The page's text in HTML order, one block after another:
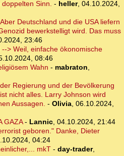
Sinn. - heller, 04.10.2024,
Deutschland und die USA liefern
bewerkstelligt wird. Das muss
23:46
> Weil, einfache ökonomische
08:46
Wahn - mabraton,
Regierung und der Bevölkerung
nicht alles. Larry Johnson wird
Aussagen. - Olivia, 06.10.2024,
GAZA- Lannic, 04.10.2024, 21:44
geboren." Danke, Dieter
04:24
mkT- day-trader,